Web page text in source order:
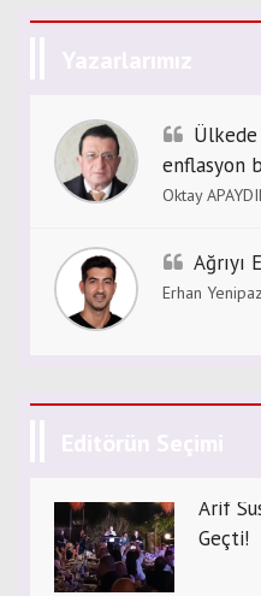
Yazarlarımız
Ülkede
enflasyon
Oktay
Ağrıyı
Erhan
Editörün Seçimi
Arif
Geçti!